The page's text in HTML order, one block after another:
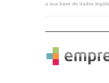
a sua base de dados